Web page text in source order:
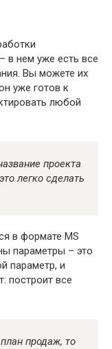
в нем уже есть все
Вы можете их
уже готов к
любой
проекта
легко сделать
в формате MS
параметры – это
параметр, и
построит все
продаж, то